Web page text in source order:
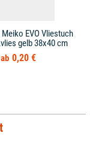
EVO Vliestuch
gelb 38x40 cm
0,20 €